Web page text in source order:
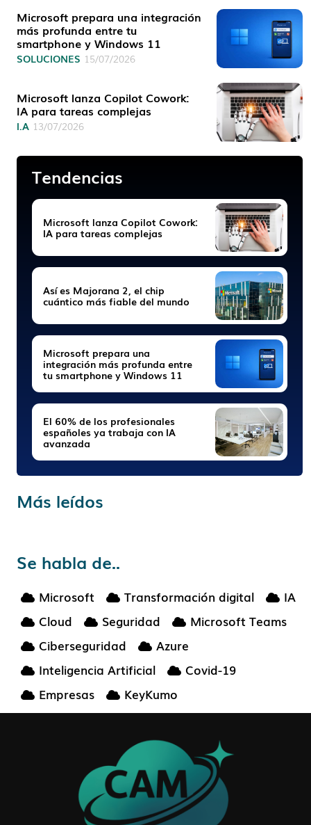
Microsoft prepara una integración
más profunda entre tu
smartphone y Windows 11
SOLUCIONES 15/07/2026
Microsoft lanza Copilot Cowork:
IA para tareas complejas
I.A 13/07/2026
Tendencias
Microsoft lanza Copilot Cowork:
IA para tareas complejas
Así es Majorana 2, el chip
cuántico más fiable del mundo
Microsoft prepara una
integración más profunda entre
tu smartphone y Windows 11
El 60% de los profesionales
españoles ya trabaja con IA
avanzada
Más leídos
Se habla de..
Microsoft Transformación digital
IA
Cloud
Seguridad
Microsoft Teams
Ciberseguridad
Azure
Inteligencia Artificial
Covid-19
Empresas
KeyKumo